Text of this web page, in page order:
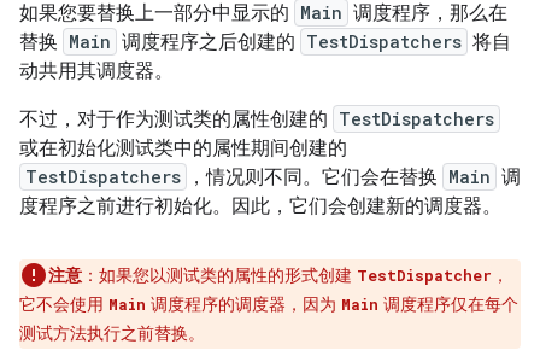
如果您要替换上一部分中显示的 Main 调度程序，那么在
替换 Main 调度程序之后创建的 TestDispatchers 将自
动共用其调度器。
不过，对于作为测试类的属性创建的 TestDispatchers
或在初始化测试类中的属性期间创建的
TestDispatchers ，情况则不同。它们会在替换 Main 调
度程序之前进行初始化。因此，它们会创建新的调度器。
注意 ：如果您以测试类的属性的形式创建 TestDispatcher ，
它不会使用 Main 调度程序的调度器，因为 Main 调度程序仅在每个
测试方法执行之前替换。